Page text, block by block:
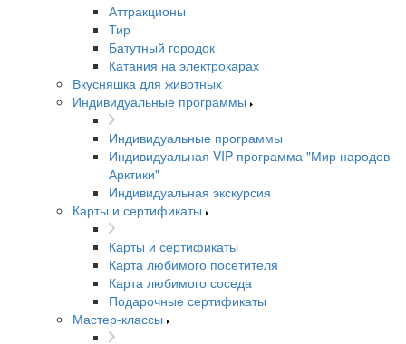
Аттракционы
Тир
Батутный городок
Катания на электрокарах
Вкусняшка для животных
Индивидуальные программы
Индивидуальные программы
Индивидуальная VIP-программа "Мир народов
Арктики"
Индивидуальная экскурсия
Карты и сертификаты
Карты и сертификаты
Карта любимого посетителя
Карта любимого соседа
Подарочные сертификаты
Мастер-классы